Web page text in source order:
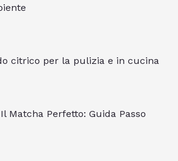
citrico per la pulizia e in cucina
Matcha Perfetto: Guida Passo